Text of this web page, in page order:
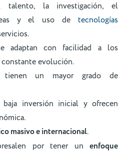
talento, la investigación, el
y el uso de tecnologías
adaptan con facilidad a los
evolución.
tienen un mayor grado de
baja inversión inicial y ofrecen
masivo e internacional.
por tener un enfoque